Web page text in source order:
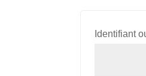
Identifiant